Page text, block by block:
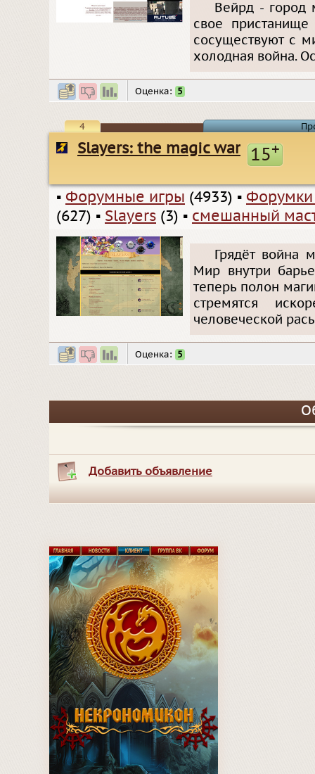
Вейрд - город
свое
сосуществуют с
холодная война.
Оценка: 5
4
Slayers: the magic war 15+
▪ Форумные игры (4933) ▪
(627) ▪ Slayers (3) ▪ смешанный
Грядёт
Мир внутри
теперь полон
стремятся
человеческой
Оценка: 5
Добавить объявление